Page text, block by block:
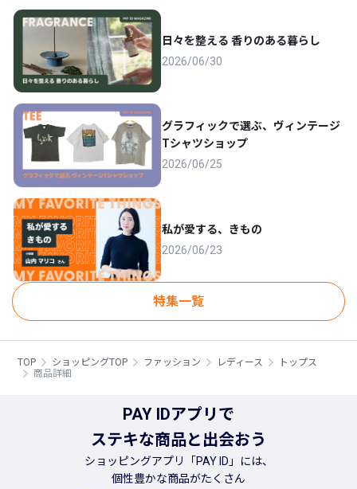
日々を整える 香りのある暮らし
2026/06/30
グラフィックで選ぶ、ヴィンテージ
Tシャツショップ
2026/06/25
私が愛する、きもの
2026/06/23
特集一覧
TOP ショッピングTOP ファッション レディース
トップス
商品詳細
PAY IDアプリで
ステキな商品と出会おう
ショッピングアプリ「PAY ID」には、
個性豊かな商品がたくさん